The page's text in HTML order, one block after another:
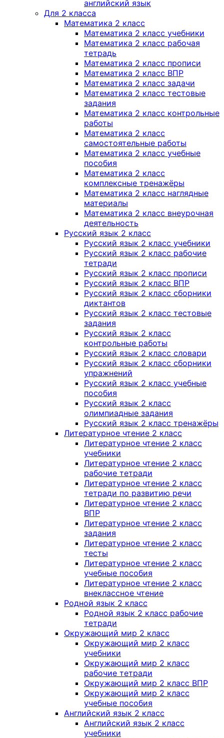
английский язык
Для 2 класса
Математика 2 класс
Математика 2 класс учебники
Математика 2 класс рабочая
тетрадь
Математика 2 класс прописи
Математика 2 класс ВПР
Математика 2 класс задачи
Математика 2 класс тестовые
задания
Математика 2 класс контрольные
работы
Математика 2 класс
самостоятельные работы
Математика 2 класс учебные
пособия
Математика 2 класс
комплексные тренажёры
Математика 2 класс наглядные
материалы
Математика 2 класс внеурочная
деятельность
Русский язык 2 класс
Русский язык 2 класс учебники
Русский язык 2 класс рабочие
тетради
Русский язык 2 класс прописи
Русский язык 2 класс ВПР
Русский язык 2 класс сборники
диктантов
Русский язык 2 класс тестовые
задания
Русский язык 2 класс
контрольные работы
Русский язык 2 класс словари
Русский язык 2 класс сборники
упражнений
Русский язык 2 класс учебные
пособия
Русский язык 2 класс
олимпиадные задания
Русский язык 2 класс тренажёры
Литературное чтение 2 класс
Литературное чтение 2 класс
учебники
Литературное чтение 2 класс
рабочие тетради
Литературное чтение 2 класс
тетради по развитию речи
Литературное чтение 2 класс
ВПР
Литературное чтение 2 класс
задания
Литературное чтение 2 класс
тесты
Литературное чтение 2 класс
учебные пособия
Литературное чтение 2 класс
внеклассное чтение
Родной язык 2 класс
Родной язык 2 класс рабочие
тетради
Окружающий мир 2 класс
Окружающий мир 2 класс
учебники
Окружающий мир 2 класс
рабочие тетради
Окружающий мир 2 класс ВПР
Окружающий мир 2 класс
учебные пособия
Английский язык 2 класс
Английский язык 2 класс
учебники